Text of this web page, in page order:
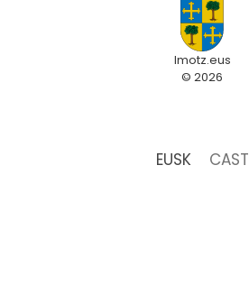
Imotz.eus
© 2026
EUSK CAST